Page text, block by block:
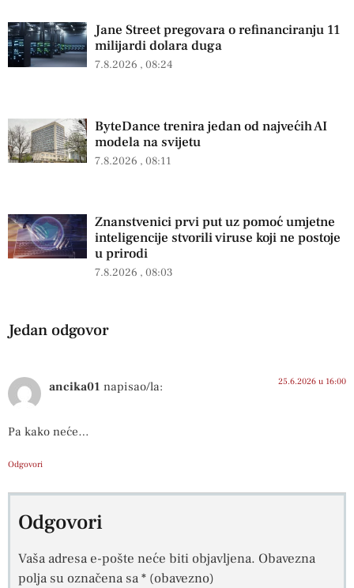
Jane Street pregovara o refinanciranju 11
milijardi dolara duga
7.8.2026 08:24
ByteDance trenira jedan od najvećih AI
modela na svijetu
7.8.2026 08:11
Znanstvenici prvi put uz pomoć umjetne
inteligencije stvorili viruse koji ne postoje
u prirodi
7.8.2026 08:03
Jedan odgovor
ancika01 napisao/la: 25.6.2026 u 16:00
Pa kako neće…
Odgovori
Odgovori
Vaša adresa e-pošte neće biti objavljena. Obavezna
polja su označena sa* (obavezno)